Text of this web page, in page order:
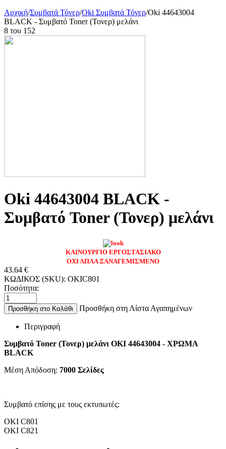
Αρχική/Συμβατά Τόνερ/Oki Συμβατά Τόνερ/Oki 44643004
BLACK - Συμβατό Toner (Τονερ) μελάνι
8 του 152
Oki 44643004 BLACK -
Συμβατό Toner (Τονερ) μελάνι
ΚΑΙΝΟΥΡΓΙΟ ΕΡΓΟΣΤΑΣΙΑΚΟ
ΟΧΙ ΑΠΛΑ ΞΑΝΑΓΕΜΙΣΜΕΝΟ
43.64 €
ΚΩΔΙΚΟΣ (SKU): OKIC801
Ποσότητα:
Προσθήκη στο Καλάθι Προσθήκη στη Λίστα Αγαπημένων
Περιγραφή
Συμβατό Toner (Τονερ) μελάνι OKI 44643004 - ΧΡΩΜΑ
BLACK
Μέση Απόδοση: 7000 Σελίδες
Συμβατό επίσης με τους εκτυπωτές:
OKI C801
OKI C821